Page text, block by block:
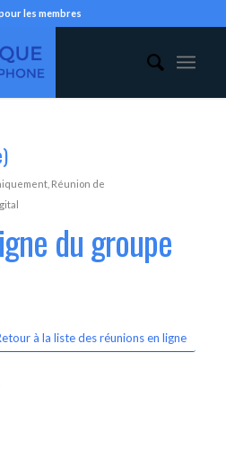
les membres
, Réunion de
du groupe
à la liste des réunions en ligne